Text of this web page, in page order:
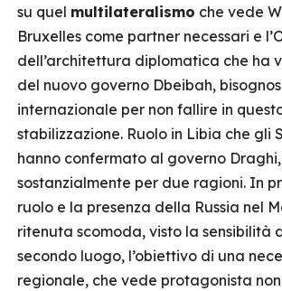
su quel multilateralismo che vede
Bruxelles come partner necessari e
dell’architettura diplomatica che ha
del nuovo governo Dbeibah,
internazionale per non fallire in
stabilizzazione. Ruolo in Libia che gli
hanno confermato al governo Draghi,
sostanzialmente per due ragioni. In
ruolo e la presenza della Russia nel
ritenuta scomoda, visto la sensibilità
secondo luogo, l’obiettivo di una
regionale, che vede protagonista